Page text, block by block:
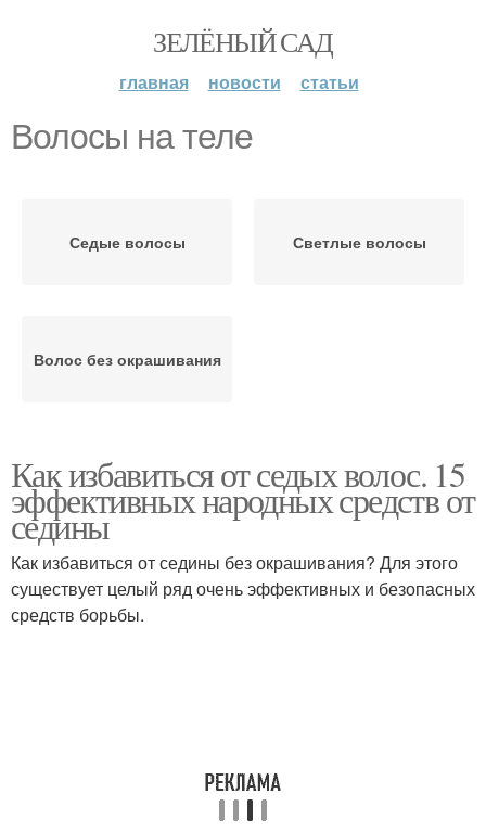
ЗЕЛЁНЫЙ САД
главная новости статьи
Волосы на теле
Седые волосы Светлые волосы
Волос без окрашивания
Как избавиться от седых волос. 15
эффективных народных средств от
седины
Как избавиться от седины без окрашивания? Для этого
существует целый ряд очень эффективных и безопасных
средств борьбы.